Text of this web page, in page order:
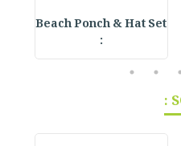
Beach Ponch & Hat Set
:
4
5